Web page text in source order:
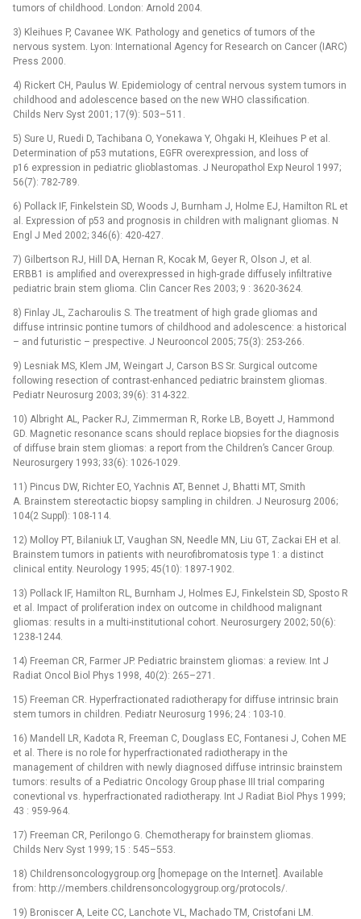
tumors of childhood. London: Arnold 2004.
3) Kleihues P, Cavanee WK. Pathology and genetics of tumors of the
nervous system. Lyon: International Agency for Research on Cancer (IARC)
Press 2000.
4) Rickert CH, Paulus W. Epidemiology of central nervous system tumors in
childhood and adolescence based on the new WHO classification.
Childs Nerv Syst 2001; 17(9): 503–511.
5) Sure U, Ruedi D, Tachibana O, Yonekawa Y, Ohgaki H, Kleihues P et al.
Determination of p53 mutations, EGFR overexpression, and loss of
p16 expression in pediatric glioblastomas. J Neuropathol Exp Neurol 1997;
56(7): 782-789.
6) Pollack IF, Finkelstein SD, Woods J, Burnham J, Holme EJ, Hamilton RL et
al. Expression of p53 and prognosis in children with malignant gliomas. N
Engl J Med 2002; 346(6): 420-427.
7) Gilbertson RJ, Hill DA, Hernan R, Kocak M, Geyer R, Olson J, et al.
ERBB1 is amplified and overexpressed in high-grade diffusely infiltrative
pediatric brain stem glioma. Clin Cancer Res 2003; 9 : 3620-3624.
8) Finlay JL, Zacharoulis S. The treatment of high grade gliomas and
diffuse intrinsic pontine tumors of childhood and adolescence: a historical
–⁠ and futuristic –⁠ prespective. J Neurooncol 2005; 75(3): 253-266.
9) Lesniak MS, Klem JM, Weingart J, Carson BS Sr. Surgical outcome
following resection of contrast-enhanced pediatric brainstem gliomas.
Pediatr Neurosurg 2003; 39(6): 314-322.
10) Albright AL, Packer RJ, Zimmerman R, Rorke LB, Boyett J, Hammond
GD. Magnetic resonance scans should replace biopsies for the diagnosis
of diffuse brain stem gliomas: a report from the Children’s Cancer Group.
Neurosurgery 1993; 33(6): 1026-1029.
11) Pincus DW, Richter EO, Yachnis AT, Bennet J, Bhatti MT, Smith
A. Brainstem stereotactic biopsy sampling in children. J Neurosurg 2006;
104(2 Suppl): 108-114.
12) Molloy PT, Bilaniuk LT, Vaughan SN, Needle MN, Liu GT, Zackai EH et al.
Brainstem tumors in patients with neurofibromatosis type 1: a distinct
clinical entity. Neurology 1995; 45(10): 1897-1902.
13) Pollack IF, Hamilton RL, Burnham J, Holmes EJ, Finkelstein SD, Sposto R
et al. Impact of proliferation index on outcome in childhood malignant
gliomas: results in a multi-institutional cohort. Neurosurgery 2002; 50(6):
1238-1244.
14) Freeman CR, Farmer JP. Pediatric brainstem gliomas: a review. Int J
Radiat Oncol Biol Phys 1998, 40(2): 265–271.
15) Freeman CR. Hyperfractionated radiotherapy for diffuse intrinsic brain
stem tumors in children. Pediatr Neurosurg 1996; 24 : 103-10.
16) Mandell LR, Kadota R, Freeman C, Douglass EC, Fontanesi J, Cohen ME
et al. There is no role for hyperfractionated radiotherapy in the
management of children with newly diagnosed diffuse intrinsic brainstem
tumors: results of a Pediatric Oncology Group phase III trial comparing
conevtional vs. hyperfractionated radiotherapy. Int J Radiat Biol Phys 1999;
43 : 959-964.
17) Freeman CR, Perilongo G. Chemotherapy for brainstem gliomas.
Childs Nerv Syst 1999; 15 : 545–553.
18) Childrensoncologygroup.org [homepage on the Internet]. Available
from: http://members.childrensoncologygroup.org/protocols/.
19) Broniscer A, Leite CC, Lanchote VL, Machado TM, Cristofani LM.